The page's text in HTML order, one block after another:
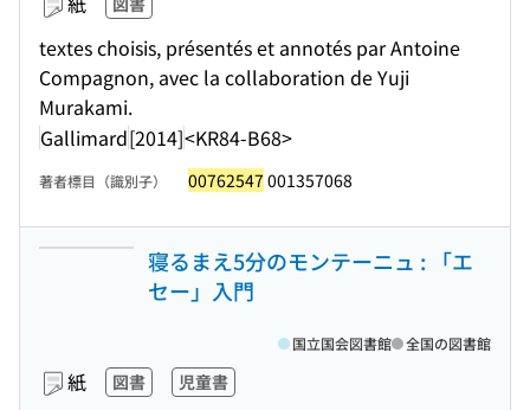
textes choisis, présentés et annotés par Antoine
Compagnon, avec la collaboration de Yuji
Murakami.
Gallimard[2014]<KR84-B68>
著者標目（識別子） 00762547 001357068
寝るまえ5分のモンテーニュ : 「エ
セー」入門
紙 図書 児童書
国立国会図書館 全国の図書館